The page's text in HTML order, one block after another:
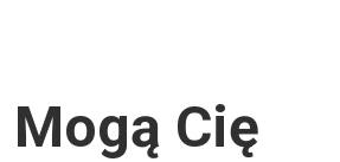
Mogą Cię